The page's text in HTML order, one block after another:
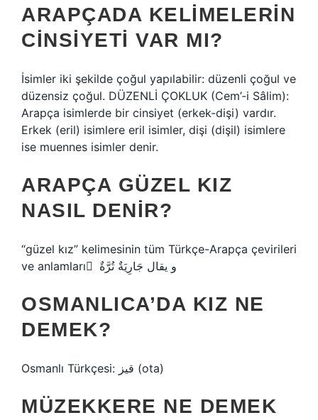
ARAPÇADA KELIMELERIN
CINSIYETI VAR MI?
İsimler iki şekilde çoğul yapılabilir: düzenli çoğul ve
düzensiz çoğul. DÜZENLİ ÇOKLUK (Cem’-i Sâlim):
Arapça isimlerde bir cinsiyet (erkek-dişi) vardır.
Erkek (eril) isimlere eril isimler, dişi (dişil) isimlere
ise muennes isimler denir.
ARAPÇA GÜZEL KIZ
NASIL DENIR?
“güzel kız” kelimesinin tüm Türkçe-Arapça çevirileri
ve anlamları ٌ و يقال جَارِيَةٌ تُرَّةٌ
OSMANLICA’DA KIZ NE
DEMEK?
Osmanlı Türkçesi: قیز‎ (ota)
MÜZEKKERE NE DEMEK